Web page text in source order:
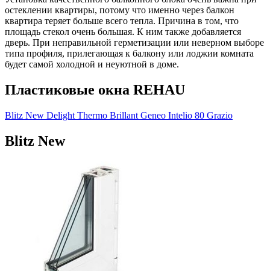
остеклении квартиры, потому что именно через балкон
квартира теряет больше всего тепла. Причина в том, что
площадь стекол очень большая. К ним также добавляется
дверь. При неправильной герметизации или неверном выборе
типа профиля, прилегающая к балкону или лоджии комната
будет самой холодной и неуютной в доме.
Пластиковые окна REHAU
Blitz New Delight Thermo Brillant Geneo Intelio 80 Grazio
Blitz New